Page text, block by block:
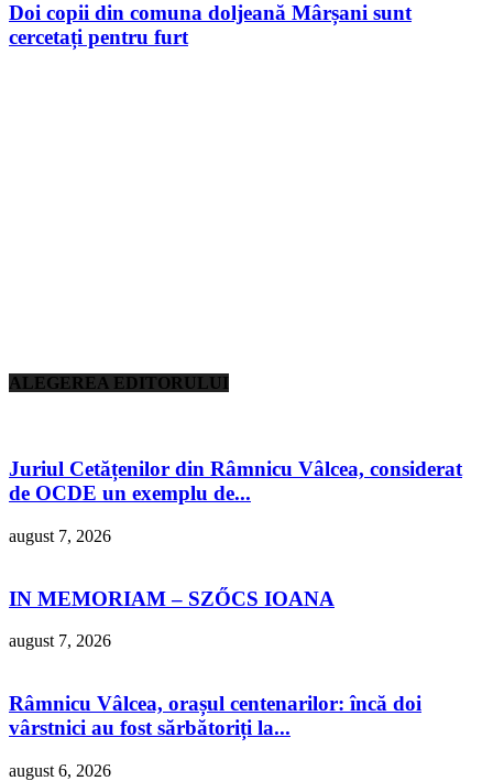
Doi copii din comuna doljeană Mârșani sunt
cercetați pentru furt
ALEGEREA EDITORULUI
Juriul Cetățenilor din Râmnicu Vâlcea, considerat
de OCDE un exemplu de...
august 7, 2026
IN MEMORIAM – SZŐCS IOANA
august 7, 2026
Râmnicu Vâlcea, orașul centenarilor: încă doi
vârstnici au fost sărbătoriți la...
august 6, 2026